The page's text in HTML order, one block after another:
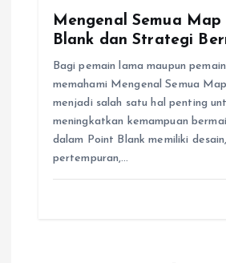
Mengenal Semua Map
Blank dan Strategi
Bagi pemain lama maupun
memahami Mengenal Semua
menjadi salah satu hal penting
meningkatkan kemampuan
dalam Point Blank memiliki
pertempuran,…